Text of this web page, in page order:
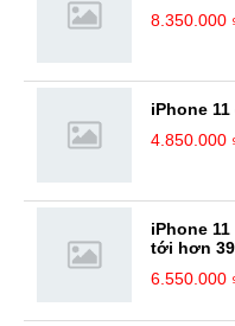
8.350.000
iPhone
4.850.000
iPhone
tới hơn
6.550.000